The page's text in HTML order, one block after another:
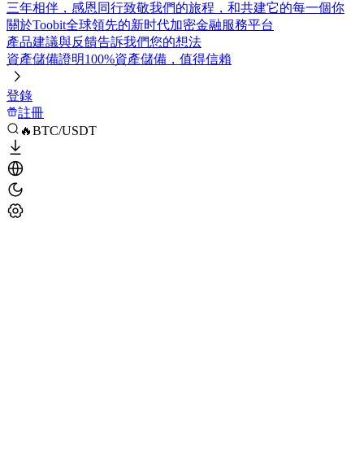
三年相伴，感恩同行致敬我們的旅程，和共建它的每一個你
關於Toobit全球領先的新时代加密金融服務平台
產品建議與反饋告訴我們您的想法
資產儲備證明100%資產儲備，值得信賴
登錄
註冊
🔥BTC/USDT